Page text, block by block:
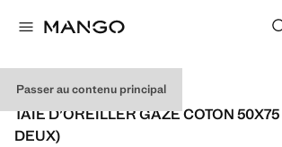
Passer au contenu principal
2 PACK
TAIE D’OREILLER GAZE COTON
DEUX)
Choisissez une couleur